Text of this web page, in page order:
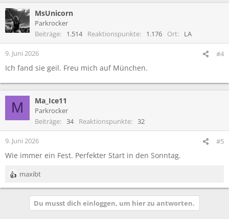
k
t
i
n
e
n
MsUnicorn
Parkrocker
Beiträge
1.514 Reaktionspunkte 1.176 Ort LA
9. Juni 2026 #4
Ich fand sie geil. Freu mich auf München.
M Ma_Ice11
Parkrocker
Beiträge
34 Reaktionspunkte 32
9. Juni 2026 #5
Wie immer ein Fest. Perfekter Start in den Sonntag.
R
e
maxibt
Du musst dich einloggen, um hier zu antworten.